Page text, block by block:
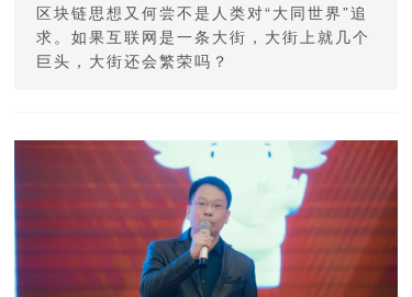
区块链思想又何尝不是人类对“大同世界”追
求。如果互联网是一条大街，大街上就几个
巨头，大街还会繁荣吗？